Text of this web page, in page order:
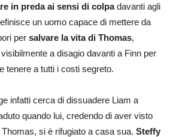
in preda ai sensi di colpadavanti agli
un uomo capace di mettere da
per salvare la vita di Thomas,
a disagio davanti a Finn per
tenere a tutti i costi segreto.
infatti cerca di dissuadere Liam a
quando lui, credendo di aver visto
si è rifugiato a casa sua. Steffy